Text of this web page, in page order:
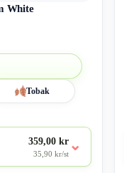
White
Tobak
359,00 kr
35,90 kr/st ⌄